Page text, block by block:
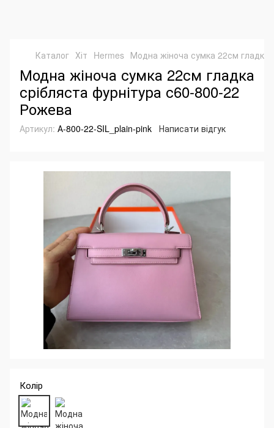
Каталог Хіт Hermes Модна жіноча сумка 22см гладка
Модна жіноча сумка 22см гладка
срібляста фурнітура с60-800-22
Рожева
Артикул: А-800-22-SIL_plain-pink Написати відгук
Колір